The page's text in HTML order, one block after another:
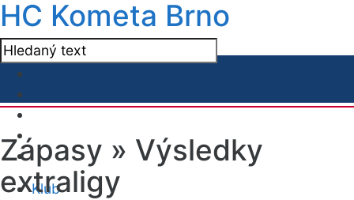
HC Kometa Brno
Klub
Zápasy » Výsledky
extraligy